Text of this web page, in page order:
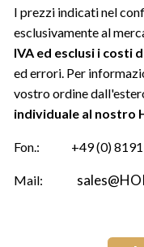
I prezzi indicati nel
esclusivamente al
IVA ed esclusi i costi
ed errori. Per
vostro ordine
individuale al nostro
Fon.: +49 (0)
Mail: